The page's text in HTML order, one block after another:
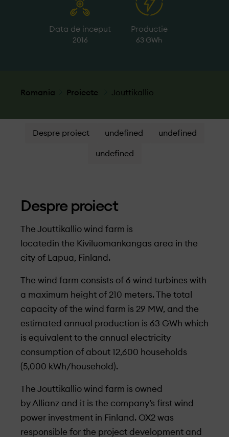
Data de inceput
2016
Productie
63 GWh
Romania Proiecte Jouttikallio
Despre proiect undefined undefined
undefined
Despre proiect
The Jouttikallio wind farm is
locatedin the Kiviluomankangas area in the
city of Lapua, Finland.
The wind farm consists of 6 wind turbines with
a maximum height of 210 meters. The total
capacity of the wind farm is 29 MW, and the
estimated annual production is 63 GWh which
is equivalent to the annual electricity
consumption of about 12,600 households
(5,000 kWh/household).
The Jouttikallio wind farm is owned
by Allianz and it is the company’s first wind
power investment in Finland. OX2 was
responsible for the project development and